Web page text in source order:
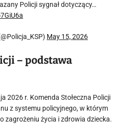
Policji sygnał dotyczący…
May 15, 2026
– podstawa
2026 r. Komenda Stołeczna Policji
z systemu policyjnego, w którym
zagrożeniu życia i zdrowia dziecka.